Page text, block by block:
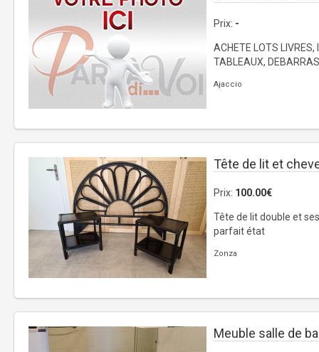
Prix: -
ACHETE LOTS LIVRES,
TABLEAUX,
Ajaccio
Tête de lit et
Prix: 100.00€
Tête de lit double et
parfait état
Zonza
Meuble salle de